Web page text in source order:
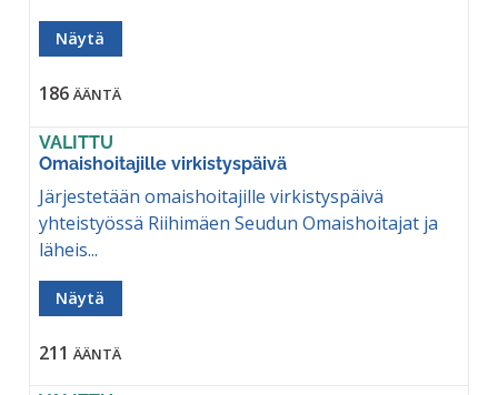
Näytä
186 ÄÄNTÄ
VALITTU
Omaishoitajille virkistyspäivä
Järjestetään omaishoitajille virkistyspäivä
yhteistyössä Riihimäen Seudun Omaishoitajat ja
läheis...
Näytä
211 ÄÄNTÄ